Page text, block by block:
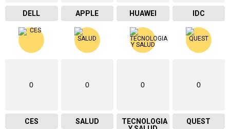
DELL APPLE HUAWEI IDC
0
CES
0
SALUD
0
TECNOLOGIA
0
QUEST